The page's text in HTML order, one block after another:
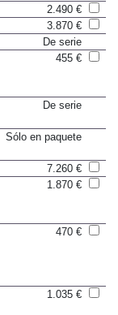
Sólo en paquete
2.490 €
3.870 €
De serie
7.260 €